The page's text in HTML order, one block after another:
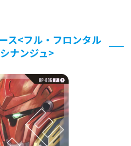
ス<フル・フロンタル
ナンジュ>